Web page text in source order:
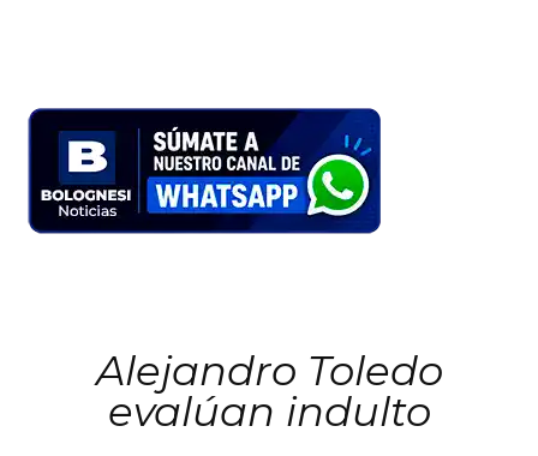
Alejandro Toledo
evalúan indulto